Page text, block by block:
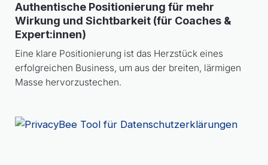
Authentische Positionierung für mehr
Wirkung und Sichtbarkeit (für Coaches &
Expert:innen)
Eine klare Positionierung ist das Herzstück eines
erfolgreichen Business, um aus der breiten, lärmigen
Masse hervorzustechen.